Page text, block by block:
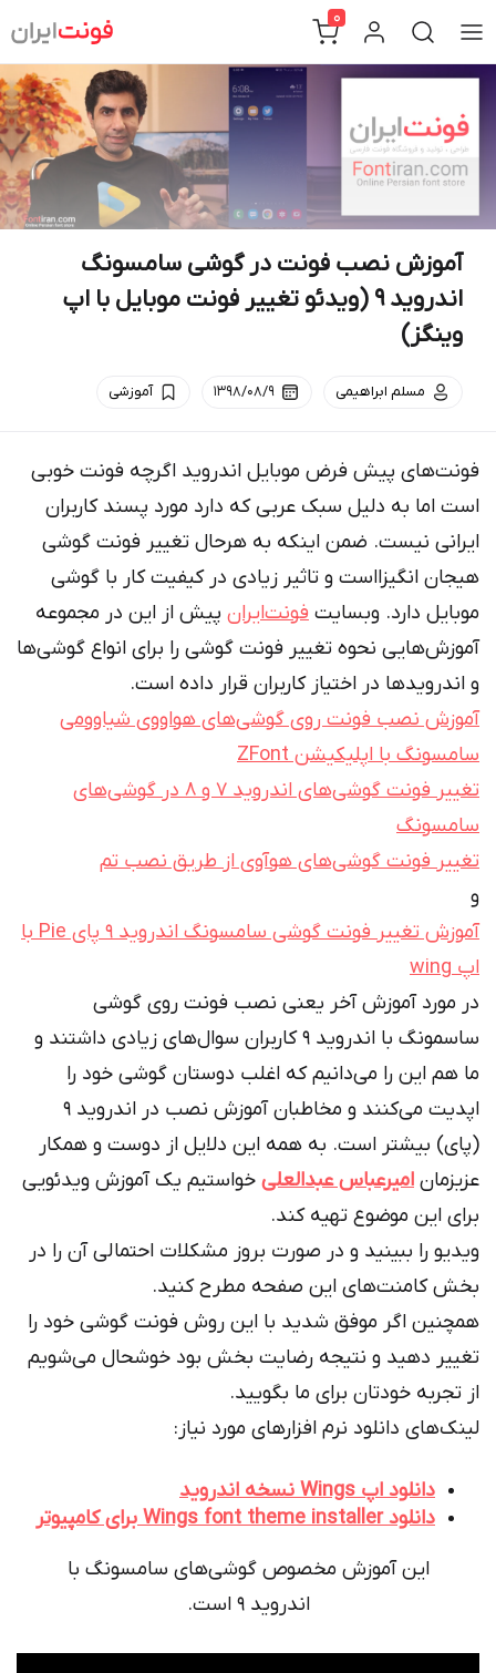
to
content
0
آموزش نصب فونت در گوشی سامسونگ
اندروید 9 (ویدئو تغییر فونت موبایل با اپ
وینگز)
مسلم ابراهیمی ۱۳۹۸/۰۸/۹ آموزشی
فونت‌های پیش فرض موبایل اندروید اگرچه فونت خوبی
است اما به دلیل سبک عربی که دارد مورد پسند کاربران
ایرانی نیست. ضمن اینکه به هرحال تغییر فونت گوشی
هیجان انگیزااست و تاثیر زیادی در کیفیت کار با گوشی
موبایل دارد. وبسایت فونت‌ایران پیش از این در مجموعه
آموزش‌هایی نحوه تغییر فونت گوشی را برای انواع گوشی‌ها
و اندروید‌ها در اختیاز کاربران قرار داده است.
آموزش نصب فونت روی گوشی‌های هواووی شیاوومی
سامسونگ با اپلیکیشن ZFont
تغییر فونت گوشی‌های اندروید 7 و 8 در گوشی‌های
سامسونگ
تغییر فونت گوشی‌های هوآوی از طریق نصب تم
و
آموزش تغییر فونت گوشی سامسونگ اندروید 9 پای Pie با
اپ wing
در مورد آموزش آخر یعنی نصب فونت روی گوشی
ساسمونگ با اندروید ۹ کاربران سوال‌های زیادی داشتند و
ما هم این را می‌دانیم که اغلب دوستان گوشی خود را
اپدیت می‌کنند و مخاطبان آموزش نصب در اندروید ۹
(پای) بیشتر است. به همه این دلایل از دوست و همکار
عزیزمان امیرعباس عبدالعلی خواستیم یک آموزش ویدئویی
برای این موضوع تهیه کند.
ویديو را ببینید و در صورت بروز مشکلات احتمالی آن را در
بخش کامنت‌های این صفحه مطرح کنید.
همچنین اگر موفق شدید با این روش فونت گوشی خود را
تغییر دهید و نتیجه رضایت بخش بود خوشحال می‌شویم
از تجربه خودتان برای ما بگویید.
لینک‌های دانلود نرم افزارهای مورد نیاز:
دانلود اپ Wings نسخه اندروید
دانلود Wings font theme installer برای کامپیوتر
این آموزش مخصوص گوشی‌های سامسونگ با
اندروید ۹ است.